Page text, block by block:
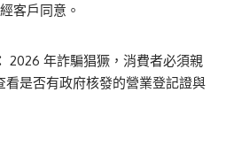
客戶同意。
2026 年詐騙猖獗，消費者必須親
看是否有政府核發的營業登記證與